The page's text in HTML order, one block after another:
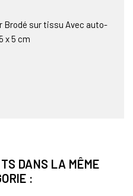
Brodé sur tissu Avec auto-
x 5 cm
DANS LA MÊME
: